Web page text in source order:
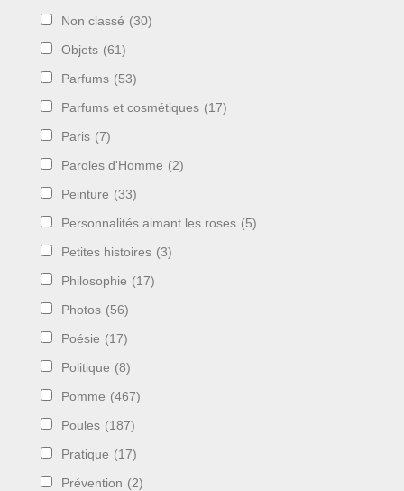
Non classé (30)
Objets (61)
Parfums (53)
Parfums et cosmétiques (17)
Paris (7)
Paroles d'Homme (2)
Peinture (33)
Personnalités aimant les roses (5)
Petites histoires (3)
Philosophie (17)
Photos (56)
Poésie (17)
Politique (8)
Pomme (467)
Poules (187)
Pratique (17)
Prévention (2)